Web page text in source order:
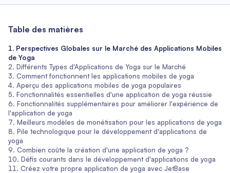
Table des matières
Perspectives Globales sur le Marché des Applications Mobiles
de Yoga
Différents Types d'Applications de Yoga sur le Marché
Comment fonctionnent les applications mobiles de yoga
Aperçu des applications mobiles de yoga populaires
Fonctionnalités essentielles d'une application de yoga réussie
Fonctionnalités supplémentaires pour améliorer l'expérience de
l'application de yoga
Meilleurs modèles de monétisation pour les applications de yoga
Pile technologique pour le développement d'applications de
yoga
Combien coûte la création d'une application de yoga ?
Défis courants dans le développement d'applications de yoga
Créez votre propre application de yoga avec JetBase